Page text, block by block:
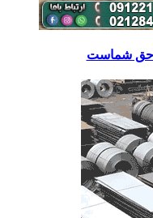
حق شماست